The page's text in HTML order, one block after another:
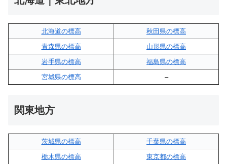
北海道の標高
秋田県の標高
青森県の標高
山形県の標高
岩手県の標高
福島県の標高
宮城県の標高
–
関東地方
茨城県の標高
千葉県の標高
栃木県の標高
東京都の標高